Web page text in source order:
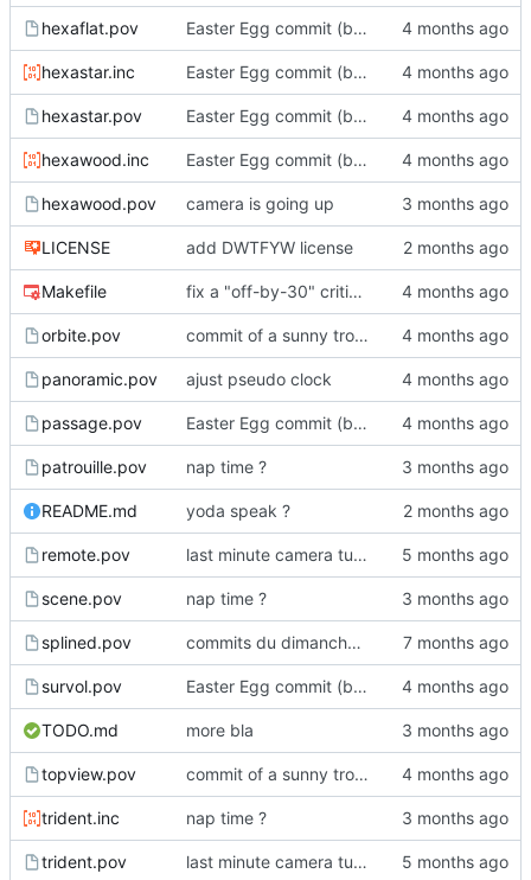
hexaflat.pov Easter Egg commit (big!)
hexastar.inc Easter Egg commit (big!)
hexastar.pov Easter Egg commit (big!)
hexawood.inc Easter Egg commit (big!)
hexawood.pov camera is going up
LICENSE add DWTFYW license
Makefile fix a "off-by-30" critical bug
orbite.pov commit of a sunny trolldi
panoramic.pov ajust pseudo clock
passage.pov Easter Egg commit (big!)
patrouille.pov nap time ?
README.md yoda speak ?
remote.pov last minute camera tuning
scene.pov nap time ?
splined.pov commits du dimanche soir, espoir
survol.pov Easter Egg commit (big!)
TODO.md more bla
topview.pov commit of a sunny trolldi
trident.inc nap time ?
trident.pov last minute camera tuning